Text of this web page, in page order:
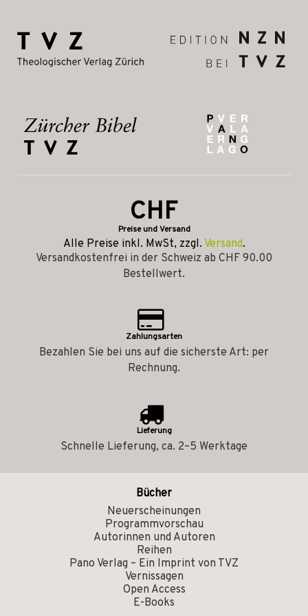
CHF
Preise und Versand
Alle Preise inkl. MwSt, zzgl. Versand.
Versandkostenfrei in der Schweiz ab CHF 90.00
Bestellwert.
Zahlungsarten
Bezahlen Sie bei uns auf die sicherste Art: per
Rechnung.
Lieferung
Schnelle Lieferung, ca. 2–5 Werktage
Bücher
Neuerscheinungen
Programmvorschau
Autorinnen und Autoren
Reihen
Pano Verlag – Ein Imprint von TVZ
Vernissagen
Open Access
E-Books